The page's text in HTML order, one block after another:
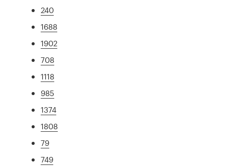
240
1688
1902
708
1118
985
1374
1808
79
749